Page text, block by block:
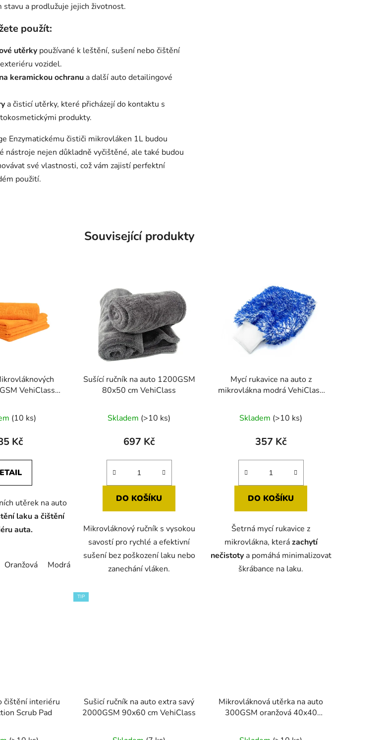
a prodlužuje jejich životnost.
použít:
utěrky používané k leštění, sušení nebo čištění
vozidel.
keramickou ochranu a další auto detailingové
a čisticí utěrky, které přicházejí do kontaktu s
produkty.
Enzymatickému čističi mikrovláken 1L budou
nástroje nejen důkladně vyčištěné, ale také budou
své vlastnosti, což vám zajistí perfektní
použití.
Související produkty
VehiClass
hodnocení
produktu
5,0
z
hvězdiček.
(10 ks)
Kč
utěrek na auto
laku a čištění
auta.
Oranžová Modrá
Sušící ručník na auto 1200GSM
80x50 cm VehiClass
hodnocení
produktu
5,0
z
hvězdiček.
Skladem (>10 ks)
697 Kč
DO KOŠÍKU
Mikrovláknový ručník s vysokou
savostí pro rychlé a efektivní
sušení bez poškození laku nebo
zanechání vláken.
Mycí rukavice na auto z
mikrovlákna modrá VehiClass
hodnocení
produktu
5,0
z
hvězdiček.
Skladem (>10 ks)
357 Kč
DO KOŠÍKU
Šetrná mycí rukavice z
mikrovlákna, kterázachytí
nečistoty a pomáhá minimalizovat
škrábance na laku.
čištění interiéru
Scrub Pad
TIP
Sušicí ručník na auto extra savý
2000GSM 90x60 cm VehiClass
Mikrovláknová utěrka na auto
300GSM oranžová 40x40